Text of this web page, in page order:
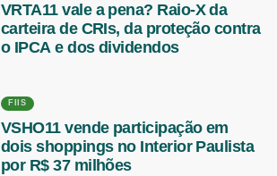
VRTA11 vale a pena? Raio-X da
carteira de CRIs, da proteção contra
o IPCA e dos dividendos
FIIS
VSHO11 vende participação em
dois shoppings no Interior Paulista
por R$ 37 milhões